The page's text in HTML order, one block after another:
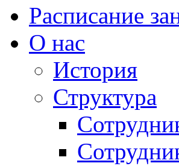
Расписание
О нас
История
Структура